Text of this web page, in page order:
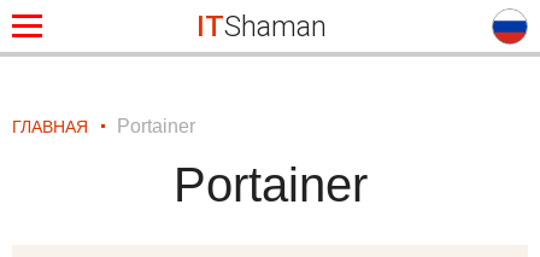
ITShaman
ГЛАВНАЯ Portainer
Portainer